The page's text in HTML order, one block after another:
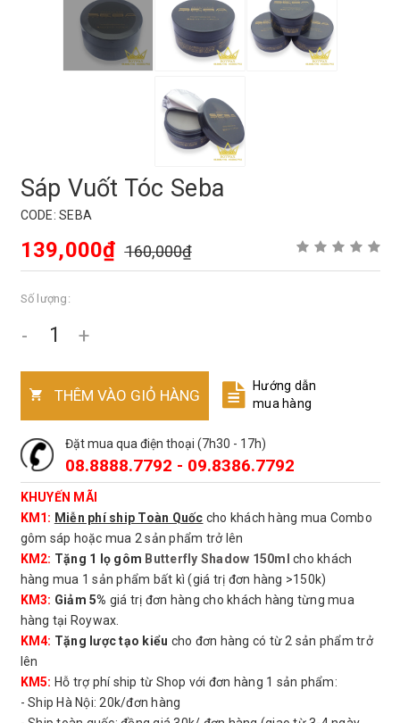
Sáp Vuốt Tóc Seba
CODE: SEBA
139,000₫ 160,000₫
Số lượng:
- +
THÊM VÀO GIỎ HÀNG
Hướng dẫn
mua hàng
Đặt mua qua điện thoại (7h30 - 17h)
08.8888.7792 - 09.8386.7792
KHUYẾN MÃI
KM1: Miễn phí ship Toàn Quốc cho khách hàng mua Combo
gôm sáp hoặc mua 2 sản phẩm trở lên
KM2: Tặng 1 lọ gôm Butterfly Shadow 150ml cho khách
hàng mua 1 sản phẩm bất kì (giá trị đơn hàng >150k)
KM3: Giảm 5% giá trị đơn hàng cho khách hàng từng mua
hàng tại Roywax.
KM4: Tặng lược tạo kiểu cho đơn hàng có từ 2 sản phẩm trở
lên
KM5: Hỗ trợ phí ship từ Shop với đơn hàng 1 sản phẩm:
- Ship Hà Nội: 20k/đơn hàng